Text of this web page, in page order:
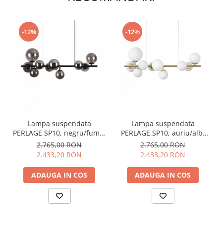
-12%
Lampa suspendata
PERLAGE SP10, negru/fume,
lungime 81 cm - IDEAL LUX
2.765,00 RON
2.433,20 RON
ADAUGA IN COS
-12%
Lampa suspendata
PERLAGE SP10, auriu/alb,
lungime 81 cm - IDEAL LUX
2.765,00 RON
2.433,20 RON
ADAUGA IN COS